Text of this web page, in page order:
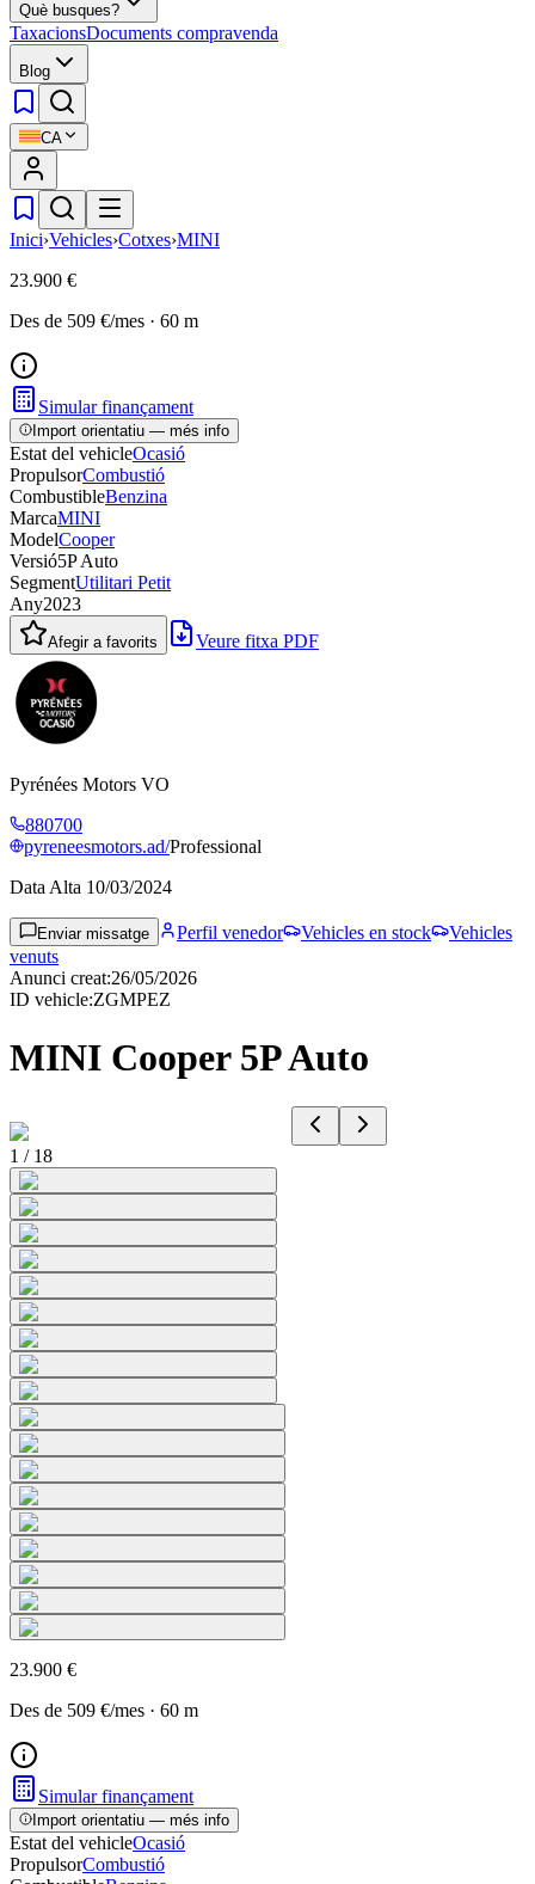
Què busques?
TaxacionsDocuments compravenda
Blog
CA
Inici›Vehicles›Cotxes›MINI
23.900 €
Des de 509 €/mes · 60 m
Simular finançament
Import orientatiu — més info
Estat del vehicleOcasió
PropulsorCombustió
CombustibleBenzina
MarcaMINI
ModelCooper
Versió5P Auto
SegmentUtilitari Petit
Any2023
Afegir a favorits Veure fitxa PDF
Pyrénées Motors VO
880700
pyreneesmotors.ad/Professional
Data Alta 10/03/2024
Enviar missatge Perfil venedor Vehicles en stock
Vehicles
venuts
Anunci creat:26/05/2026
ID vehicle:ZGMPEZ
MINI Cooper 5P Auto
1 / 18
23.900 €
Des de 509 €/mes · 60 m
Simular finançament
Import orientatiu — més info
Estat del vehicleOcasió
PropulsorCombustió